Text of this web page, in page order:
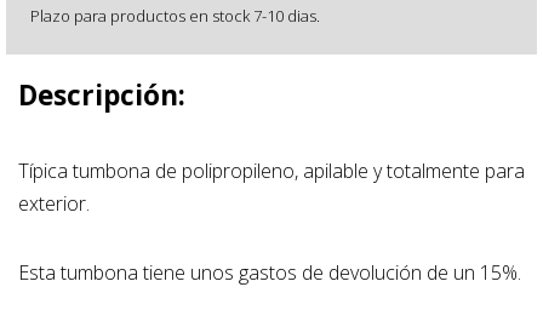
Plazo para productos en stock 7-10 dias.
Descripción:
Típica tumbona de polipropileno, apilable y totalmente para
exterior.
Esta tumbona tiene unos gastos de devolución de un 15%.